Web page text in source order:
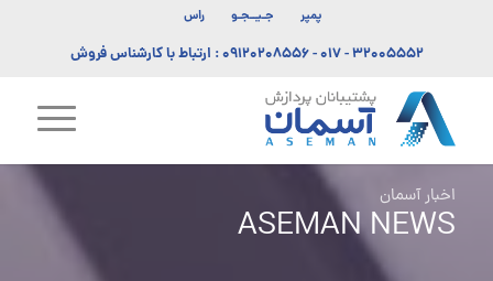
پمپر جـیــجـو راس
۳۲۰۰۵۵۵۲ - ۰۱۷ -۰۹۱۲۰۲۰۸۵۵۶: ارتباط با کارشناس فروش
اخبار آسمان
ASEMAN NEWS